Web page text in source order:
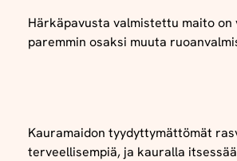
Härkäpavusta valmistettu maito
paremmin osaksi muuta
Kauramaidon tyydyttymättömät
terveellisempiä, ja kauralla